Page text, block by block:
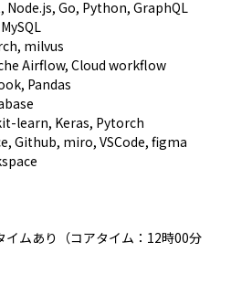
Node.js, Go, Python, GraphQL
milvus
Airflow, Cloud workflow
Pandas
learn, Keras, Pytorch
Github, miro, VSCode, figma
イムあり（コアタイム：12時00分